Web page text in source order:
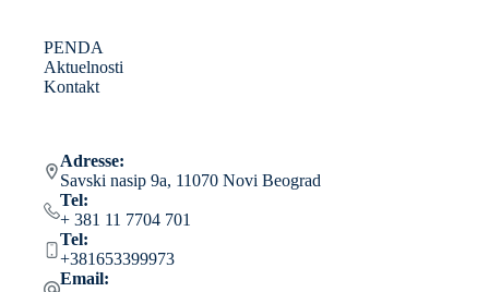
PENDA
Aktuelnosti
Kontakt
Adresse:
Savski nasip 9a, 11070 Novi Beograd
Tel:
+ 381 11 7704 701
Tel:
+381653399973
Email: